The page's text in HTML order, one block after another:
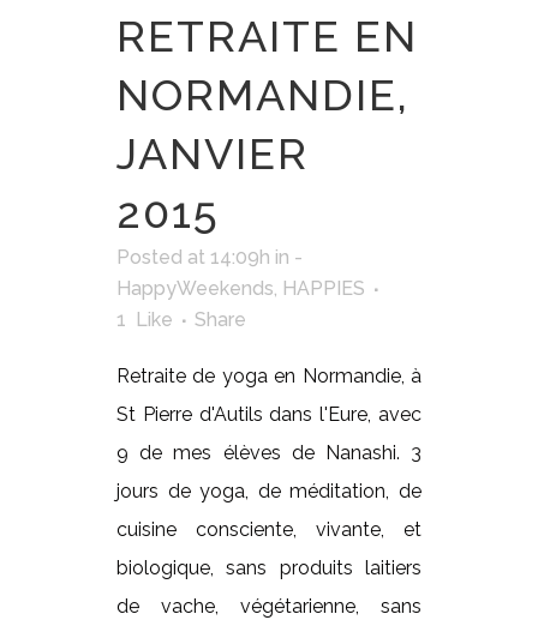
RETRAITE EN
NORMANDIE,
JANVIER
2015
Posted at 14:09h in -
HappyWeekends, HAPPIES
1 Like Share
Retraite de yoga en Normandie, à
St Pierre d'Autils dans l'Eure, avec
9 de mes élèves de Nanashi. 3
jours de yoga, de méditation, de
cuisine consciente, vivante, et
biologique, sans produits laitiers
de vache, végétarienne, sans